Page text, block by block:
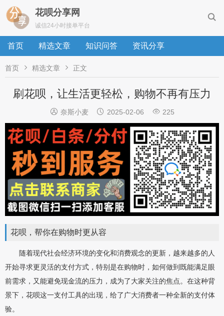

花呗分享网
诚信24小时接单平台
首页 精选文章 知识问答 资讯分享
首页  精选文章  正文
刷花呗，让生活更轻松，购物不再有压力
 奈斯小麦  2025-02-06  225
花呗，帮你在购物时更从容
随着现代社会经济环境的变化和消费观念的更新，越来越多的人
开始寻求更灵活的支付方式，特别是在购物时，如何做到既能满足眼
前需求，又能避免现金流的压力，成为了大家关注的焦点。在这种背
景下，花呗这一支付工具的出现，给了广大消费者一种全新的支付体
验。